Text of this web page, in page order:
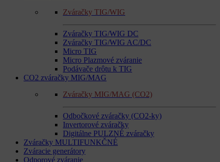
Zváračky TIG/WIG
Zváračky TIG/WIG DC
Zváračky TIG/WIG AC/DC
Micro TIG
Micro Plazmové zváranie
Podávače drôtu k TIG
CO2 zváračky MIG/MAG
Zváračky MIG/MAG (CO2)
Odbočkové zváračky (CO2-ky)
Invertorové zváračky
Digitálne PULZNÉ zváračky
Zváračky MULTIFUNKČNÉ
Zváracie generátory
Odporové zváranie